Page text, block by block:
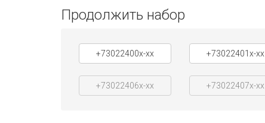
Продолжить набор
+73022400x-xx +73022401x-xx
+73022406x-xx +73022407x-xx